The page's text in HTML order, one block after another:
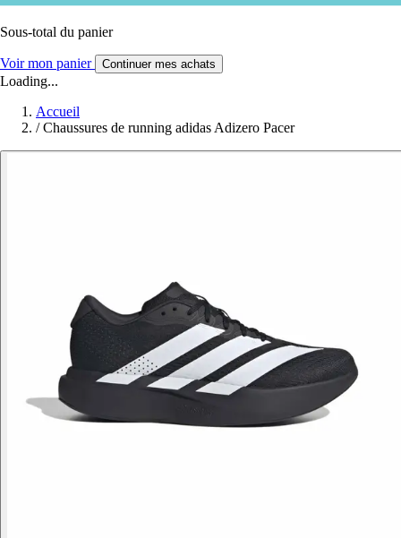
Sous-total du panier
Voir mon panier Continuer mes achats
Loading...
Accueil
/ Chaussures de running adidas Adizero Pacer